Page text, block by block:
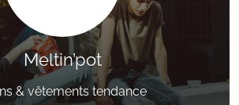
Meltin’pot
& vêtements tendance